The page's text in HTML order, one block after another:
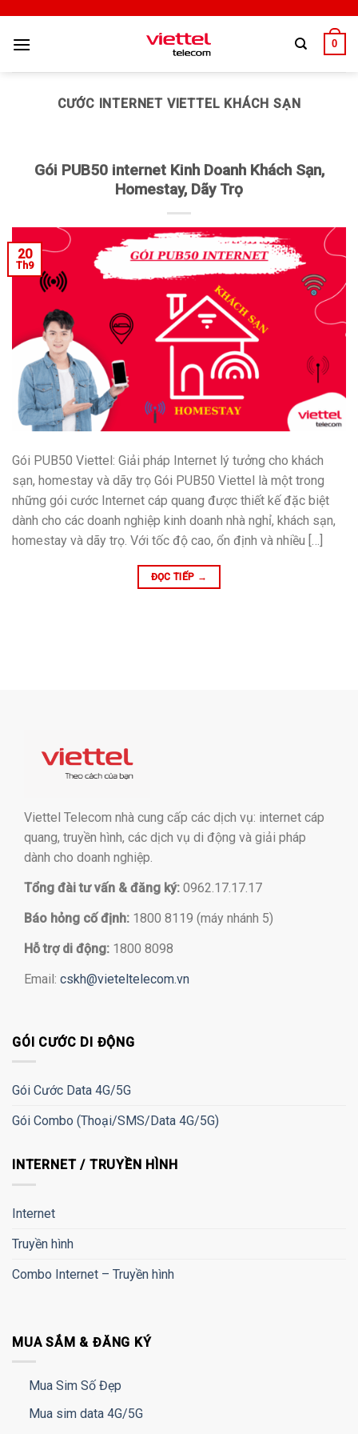
0
CƯỚC INTERNET VIETTEL KHÁCH SẠN
Gói PUB50 internet Kinh Doanh Khách Sạn,
Homestay, Dãy Trọ
20
Th9
Gói PUB50 Viettel: Giải pháp Internet lý tưởng cho khách
sạn, homestay và dãy trọ Gói PUB50 Viettel là một trong
những gói cước Internet cáp quang được thiết kế đặc biệt
dành cho các doanh nghiệp kinh doanh nhà nghỉ, khách sạn,
homestay và dãy trọ. Với tốc độ cao, ổn định và nhiều […]
ĐỌC TIẾP →
Viettel Telecom nhà cung cấp các dịch vụ: internet cáp
quang, truyền hình, các dịch vụ di động và giải pháp
dành cho doanh nghiệp.
Tổng đài tư vấn & đăng ký: 0962.17.17.17
Báo hỏng cố định: 1800 8119 (máy nhánh 5)
Hỗ trợ di động: 1800 8098
Email: cskh@vieteltelecom.vn
GÓI CƯỚC DI ĐỘNG
Gói Cước Data 4G/5G
Gói Combo (Thoại/SMS/Data 4G/5G)
INTERNET / TRUYỀN HÌNH
Internet
Truyền hình
Combo Internet – Truyền hình
MUA SẮM & ĐĂNG KÝ
Mua Sim Số Đẹp
Mua sim data 4G/5G